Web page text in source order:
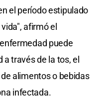
el período estipulado
afirmó el
puede
través de la tos, el
alimentos o bebidas
infectada.